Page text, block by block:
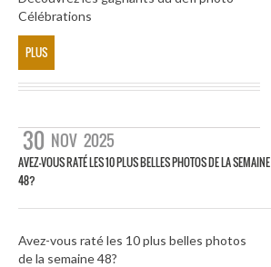
Célébrations
PLUS
30 NOV 2025
AVEZ-VOUS RATÉ LES 10 PLUS BELLES PHOTOS DE LA SEMAINE
48?
Avez-vous raté les 10 plus belles photos
de la semaine 48?